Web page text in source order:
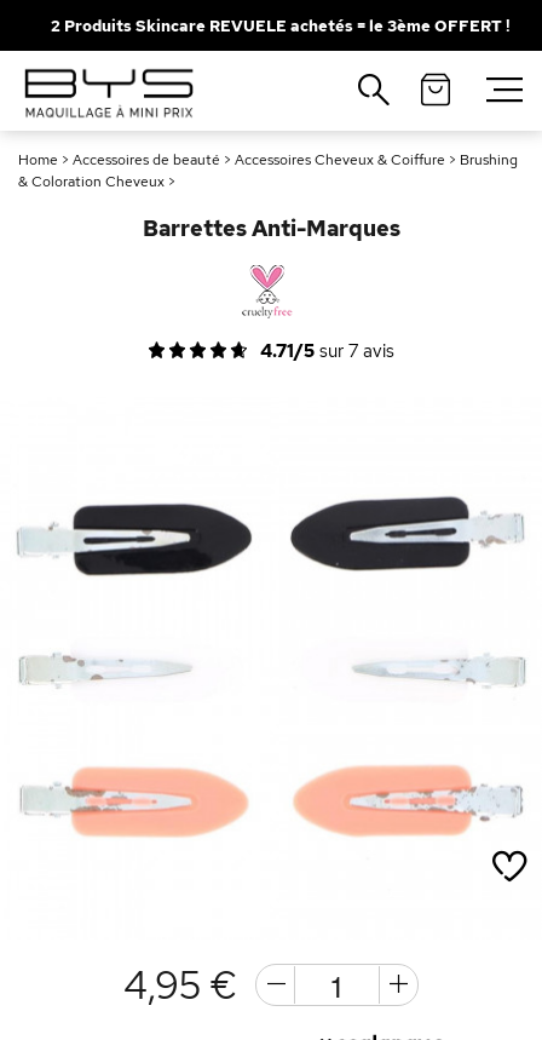
2 Produits Skincare REVUELE achetés = le 3ème OFFERT !
Home > Accessoires de beauté > Accessoires Cheveux & Coiffure > Brushing
& Coloration Cheveux >
Barrettes Anti-Marques
4.71/5 sur 7 avis
4,95 €
Fermer
Recherches populaires
Mascara
Palette
Solaire
Brumes